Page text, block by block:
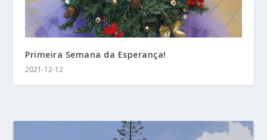
Primeira Semana da Esperança!
2021-12-12